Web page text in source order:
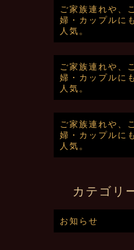
ご家族連れや、
婦・カップルに
人気。
ご家族連れや、
婦・カップルに
人気。
ご家族連れや、
婦・カップルに
人気。
カテゴリ
お知らせ